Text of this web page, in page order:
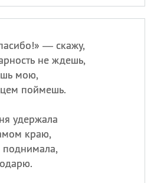
— скажу,
не ждешь,
мою,
поймешь.
удержала
краю,
поднимала,